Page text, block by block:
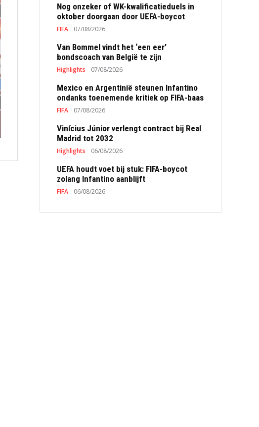
Nog onzeker of WK-kwalificatieduels in
oktober doorgaan door UEFA-boycot
FIFA 07/08/2026
Van Bommel vindt het ‘een eer’
bondscoach van België te zijn
Highlights 07/08/2026
Mexico en Argentinië steunen Infantino
ondanks toenemende kritiek op FIFA-baas
FIFA 07/08/2026
Vinícius Júnior verlengt contract bij Real
Madrid tot 2032
Highlights 06/08/2026
UEFA houdt voet bij stuk: FIFA-boycot
zolang Infantino aanblijft
FIFA 06/08/2026